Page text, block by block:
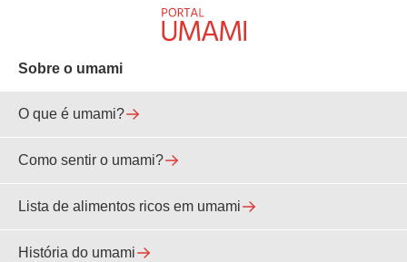
Sobre o umami
O que é umami?
Como sentir o umami?
Lista de alimentos ricos em umami
História do umami